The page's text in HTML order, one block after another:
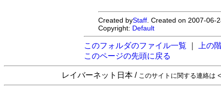
Created byStaff . Created on 2007-
Copyright: Default
このフォルダのファイル一覧
上の
このページの先頭に戻る
レイバーネット日本 / このサイトに関する連絡は